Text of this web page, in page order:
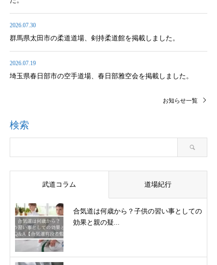
2026.07.30
群馬県太田市の柔道道場、剣持柔道館を掲載しました。
2026.07.19
埼玉県春日部市の空手道場、春日部雅空会を掲載しました。
お知らせ一覧
検索
武道コラム 道場紀行
合気道は何歳から？子供の習い事としての
効果と親の疑...